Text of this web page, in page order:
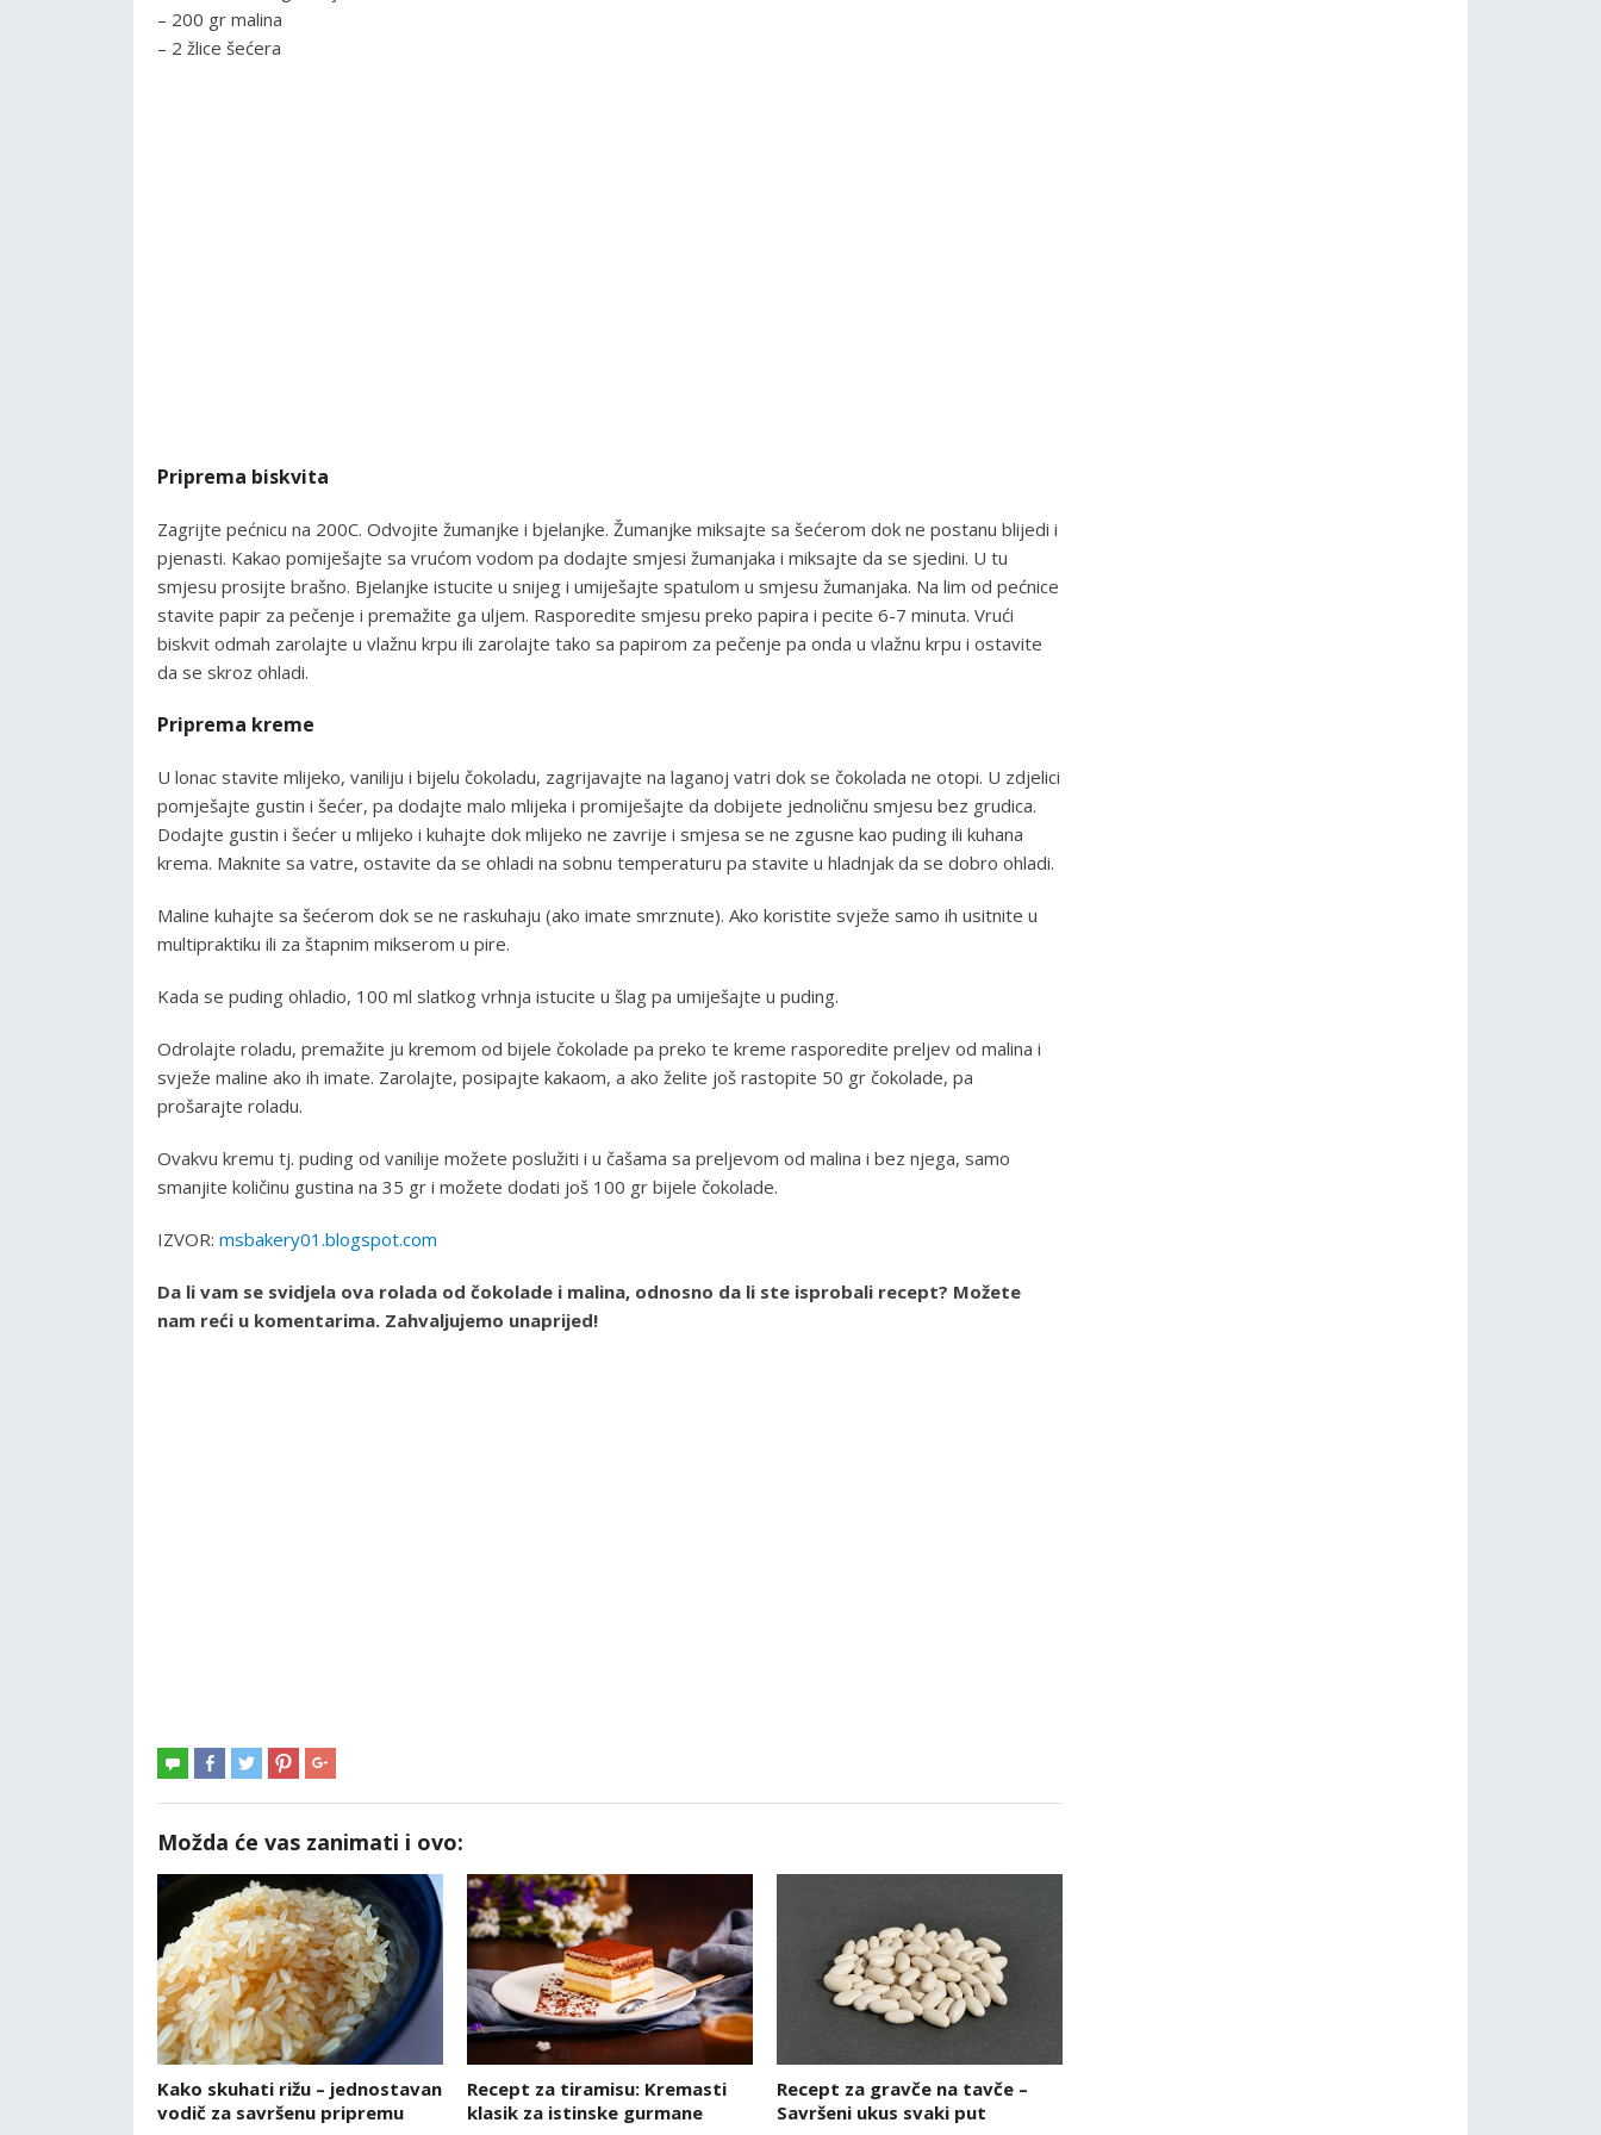
– 200 gr malina
– 2 žlice šećera
Priprema biskvita
Zagrijte pećnicu na 200C. Odvojite žumanjke i bjelanjke. Žumanjke miksajte sa šećerom dok ne postanu blijedi i
pjenasti. Kakao pomiješajte sa vrućom vodom pa dodajte smjesi žumanjaka i miksajte da se sjedini. U tu
smjesu prosijte brašno. Bjelanjke istucite u snijeg i umiješajte spatulom u smjesu žumanjaka. Na lim od pećnice
stavite papir za pečenje i premažite ga uljem. Rasporedite smjesu preko papira i pecite 6-7 minuta. Vrući
biskvit odmah zarolajte u vlažnu krpu ili zarolajte tako sa papirom za pečenje pa onda u vlažnu krpu i ostavite
da se skroz ohladi.
Priprema kreme
U lonac stavite mlijeko, vaniliju i bijelu čokoladu, zagrijavajte na laganoj vatri dok se čokolada ne otopi. U zdjelici
pomješajte gustin i šećer, pa dodajte malo mlijeka i promiješajte da dobijete jednoličnu smjesu bez grudica.
Dodajte gustin i šećer u mlijeko i kuhajte dok mlijeko ne zavrije i smjesa se ne zgusne kao puding ili kuhana
krema. Maknite sa vatre, ostavite da se ohladi na sobnu temperaturu pa stavite u hladnjak da se dobro ohladi.
Maline kuhajte sa šećerom dok se ne raskuhaju (ako imate smrznute). Ako koristite svježe samo ih usitnite u
multipraktiku ili za štapnim mikserom u pire.
Kada se puding ohladio, 100 ml slatkog vrhnja istucite u šlag pa umiješajte u puding.
Odrolajte roladu, premažite ju kremom od bijele čokolade pa preko te kreme rasporedite preljev od malina i
svježe maline ako ih imate. Zarolajte, posipajte kakaom, a ako želite još rastopite 50 gr čokolade, pa
prošarajte roladu.
Ovakvu kremu tj. puding od vanilije možete poslužiti i u čašama sa preljevom od malina i bez njega, samo
smanjite količinu gustina na 35 gr i možete dodati još 100 gr bijele čokolade.
IZVOR: msbakery01.blogspot.com
Da li vam se svidjela ova rolada od čokolade i malina, odnosno da li ste isprobali recept? Možete
nam reći u komentarima. Zahvaljujemo unaprijed!
Možda će vas zanimati i ovo:
Kako skuhati rižu – jednostavan
vodič za savršenu pripremu
Recept za tiramisu: Kremasti
klasik za istinske gurmane
Recept za gravče na tavče –
Savršeni ukus svaki put